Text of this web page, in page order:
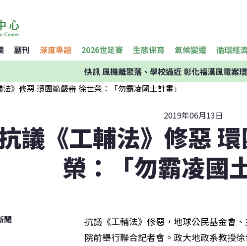
副刊 深度專題 2026世足賽 生態保育 氣候變遷 循環經濟
快訊風機離聚落、學校過近 彰化福漢風電案
2019年06月13日
議《工輔法》修惡
榮：「勿霸凌國
聞
抗議《工輔法》修惡，地球公民基金會
院前舉行聯合記者會。政大地政系教授